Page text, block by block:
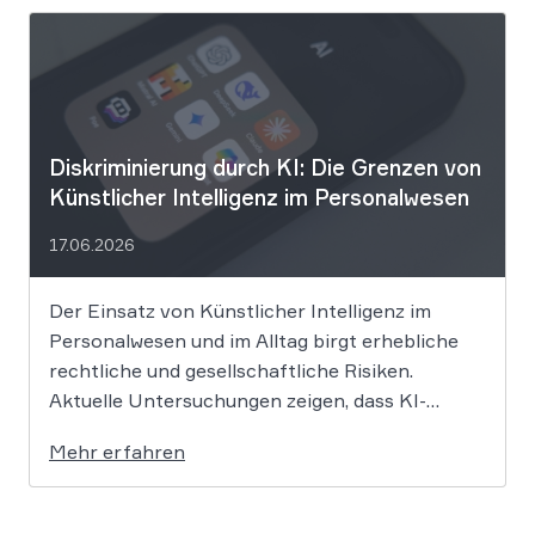
App werden massive
Urheberrechtsverletzungen vorgeworfen. Die
entscheidende Frage lautet: Durfte Suno […]
Diskriminierung durch KI: Die Grenzen von
Künstlicher Intelligenz im Personalwesen
17.06.2026
Der Einsatz von Künstlicher Intelligenz im
Personalwesen und im Alltag birgt erhebliche
rechtliche und gesellschaftliche Risiken.
Aktuelle Untersuchungen zeigen, dass KI-
Bewerbungsprozessen systematisch rassistisch
aussortieren und Frauen zu geringeren
Mehr erfahren